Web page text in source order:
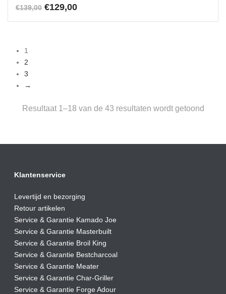
€139,00 Oorspronkelijke
€129,00Huidige
1
2
3
→
Resultaat 1–18 van de 43 resultaten wordt getoond
Klantenservice
Levertijd en bezorging
Retour artikelen
Service & Garantie Kamado Joe
Service & Garantie Masterbuilt
Service & Garantie Broil King
Service & Garantie Bestcharcoal
Service & Garantie Meater
Service & Garantie Char-Griller
Service & Garantie Forge Adour